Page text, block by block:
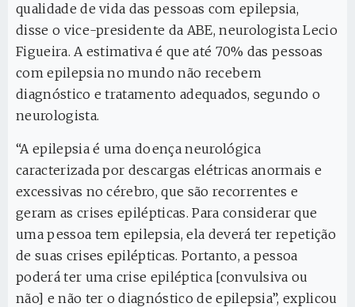
qualidade de vida das pessoas com epilepsia,
disse o vice-presidente da ABE, neurologista Lecio
Figueira. A estimativa é que até 70% das pessoas
com epilepsia no mundo não recebem
diagnóstico e tratamento adequados, segundo o
neurologista.
“A epilepsia é uma doença neurológica
caracterizada por descargas elétricas anormais e
excessivas no cérebro, que são recorrentes e
geram as crises epilépticas. Para considerar que
uma pessoa tem epilepsia, ela deverá ter repetição
de suas crises epilépticas. Portanto, a pessoa
poderá ter uma crise epiléptica [convulsiva ou
não] e não ter o diagnóstico de epilepsia”, explicou